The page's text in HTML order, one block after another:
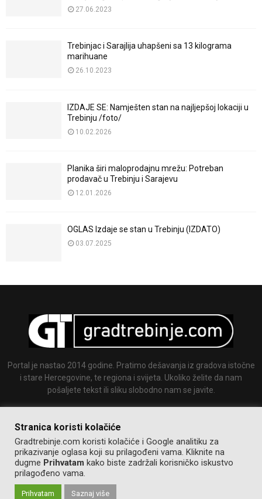
27.06.2023
Trebinjac i Sarajlija uhapšeni sa 13 kilograma
marihuane
26.10.2023
IZDAJE SE: Namješten stan na najljepšoj lokaciji u
Trebinju /foto/
10.02.2026
Planika širi maloprodajnu mrežu: Potreban
prodavač u Trebinju i Sarajevu
12.01.2026
OGLAS Izdaje se stan u Trebinju (IZDATO)
03.07.2025
Portal je nastao 2014 godine. Pratimo dešavanja iz gradova istočne
i stare Hercegovine, te regiona i svijeta. Ukoliko želite da nam
pošaljete tekst ili sliku slobodno nam se javite.
Stranica koristi kolačiće
Gradtrebinje.com koristi kolačiće i Google analitiku za
prikazivanje oglasa koji su prilagođeni vama. Kliknite na
dugme Prihvatam kako biste zadržali korisničko iskustvo
prilagođeno vama.
Prihvatam Saznaj više